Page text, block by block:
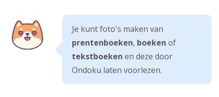
Je kunt foto's maken van
prentenboeken, boeken of
tekstboeken en deze door
Ondoku laten voorlezen.